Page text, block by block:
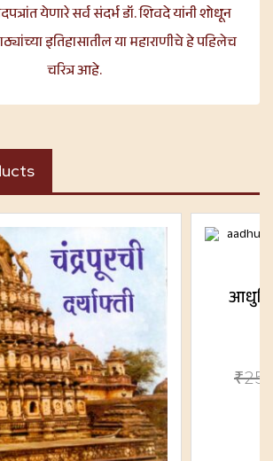
येणारे सर्व संदर्भ डॉ. शिवदे यांनी शोधून
इतिहासातील या महाराणीचे हे पहिलेच
चरित्र आहे.
आधुनिक
₹